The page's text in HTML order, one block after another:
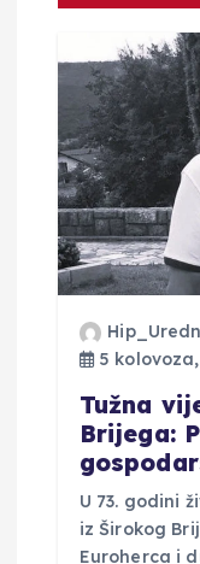
a
o
b
a
5 kolovoza,
Tužna
Brijega:
U 73. godini
iz Širokog
Euroherca i